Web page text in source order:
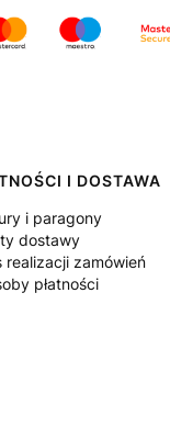
I DOSTAWA
i paragony
dostawy
realizacji zamówień
płatności